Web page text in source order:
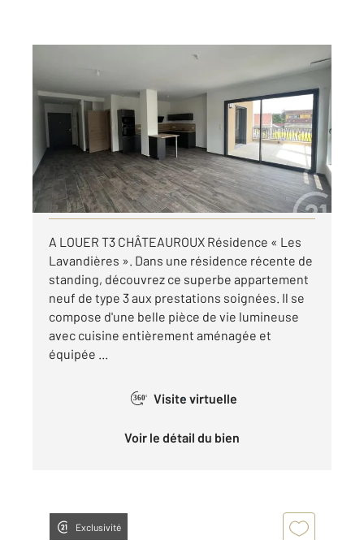
CHATEAUROUX 36
89,95 m
Ref : 10416
Appartement T3 à louer
1 172 €
par mois charges comprises
Visiter le site dédié
A LOUER T3 CHÂTEAUROUX Résidence « Les
Lavandières ». Dans une résidence récente de
standing, découvrez ce superbe appartement
neuf de type 3 aux prestations soignées. Il se
compose d'une belle pièce de vie lumineuse
avec cuisine entièrement aménagée et
équipée ...
360° Visite virtuelle
Voir le détail du bien
Exclusivité